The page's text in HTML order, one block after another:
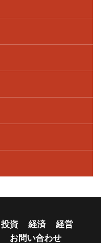
投資 経済
経営
お問い合わせ